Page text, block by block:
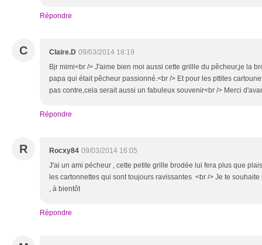
Répondre
C Claire.D 09/03/2014 18:19
Bjr mimi<br /> J'aime bien moi aussi cette grillle du pêcheur,je la
papa qui était pêcheur passionné.<br /> Et pour les pttites
pas contre,cela serait aussi un fabuleux souvenir<br /> Merci
Répondre
R Rocxy84 09/03/2014 16:05
J'ai un ami pécheur , cette petite grille brodée lui fera plus que
les cartonnettes qui sont toujours ravissantes <br /> Je te
, à bientôt
Répondre